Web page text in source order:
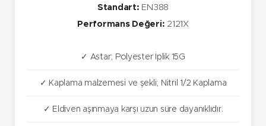
Standart: EN388
Performans Değeri: 2121X
✓ Astar; Polyester İplik 15G
✓ Kaplama malzemesi ve şekli; Nitril 1/2 Kaplama
✓ Eldiven aşınmaya karşı uzun süre dayanıklıdır.